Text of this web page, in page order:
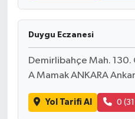
Duygu Eczanesi
Demirlibahçe Mah.
A Mamak ANKARA
Yol Tarifi Al 0